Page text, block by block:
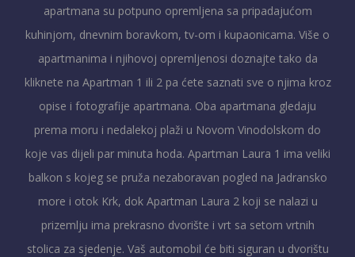
apartmana su potpuno opremljena sa pripadajućom
kuhinjom, dnevnim boravkom, tv-om i kupaonicama. Više o
apartmanima i njihovoj opremljenosi doznajte tako da
kliknete na Apartman 1 ili 2 pa ćete saznati sve o njima kroz
opise i fotografije apartmana. Oba apartmana gledaju
prema moru i nedalekoj plaži u Novom Vinodolskom do
koje vas dijeli par minuta hoda. Apartman Laura 1 ima veliki
balkon s kojeg se pruža nezaboravan pogled na Jadransko
more i otok Krk, dok Apartman Laura 2 koji se nalazi u
prizemlju ima prekrasno dvorište i vrt sa setom vrtnih
stolica za sjedenje. Vaš automobil će biti siguran u dvorištu